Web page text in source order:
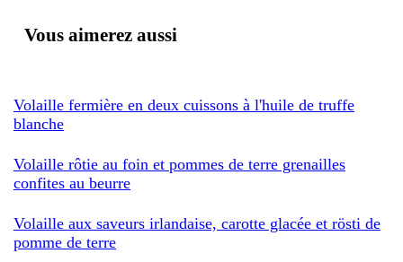
Vous aimerez aussi
Volaille fermière en deux cuissons à l'huile de truffe
blanche
Volaille rôtie au foin et pommes de terre grenailles
confites au beurre
Volaille aux saveurs irlandaise, carotte glacée et rösti de
pomme de terre